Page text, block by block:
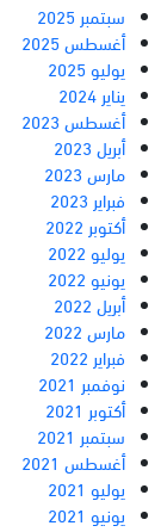
سبتمبر 2025
أغسطس 2025
يوليو 2025
يناير 2024
أغسطس 2023
أبريل 2023
مارس 2023
فبراير 2023
أكتوبر 2022
يوليو 2022
يونيو 2022
أبريل 2022
مارس 2022
فبراير 2022
نوفمبر 2021
أكتوبر 2021
سبتمبر 2021
أغسطس 2021
يوليو 2021
يونيو 2021